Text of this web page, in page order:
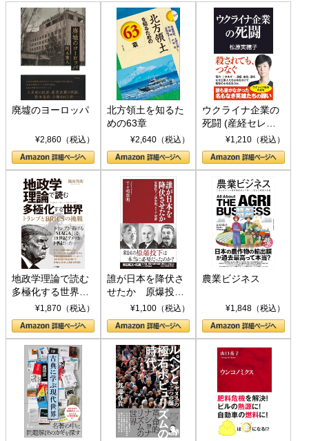
廃墟のヨーロッパ
¥2,860（税込）
北方領土を知るた
めの63章
¥2,640（税込）
ウクライナ企業の
死闘 (産経セレク
ト S 039)¥1,210（税込）
地政学理論で読む
多極化する世界：
トランプとBRICS
の挑戦
¥1,870（税込）
誰が日本を降伏さ
せたか 原爆投
下、ソ連参戦、そ
して聖断 (PHP新
書)
¥1,100（税込）
農業ビジネス
¥1,848（税込）